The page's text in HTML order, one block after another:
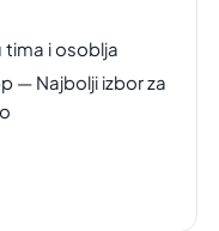
tima i osoblja
— Najbolji izbor za